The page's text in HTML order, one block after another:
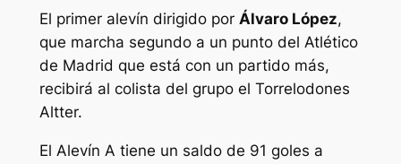
El primer alevín dirigido por Álvaro López,
que marcha segundo a un punto del Atlético
de Madrid que está con un partido más,
recibirá al colista del grupo el Torrelodones
Altter.
El Alevín A tiene un saldo de 91 goles a